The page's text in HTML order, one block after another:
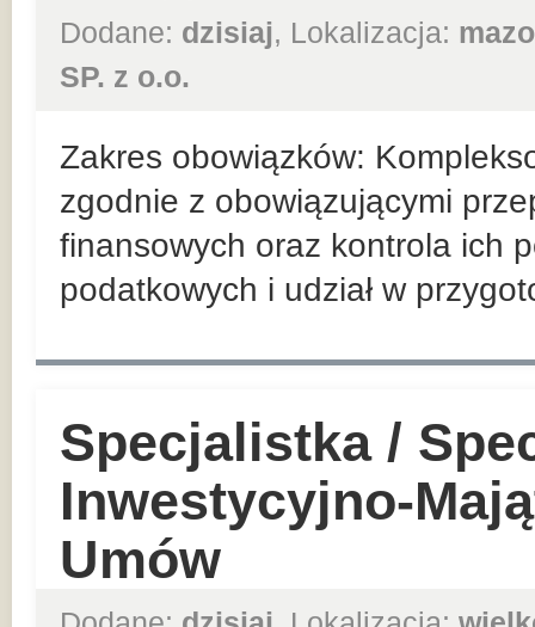
Dodane: dzisiaj, Lokalizacja:
SP. z o.o.
Zakres obowiązków:
zgodnie z obowiązującymi
finansowych oraz kontrola ich
podatkowych i udział w
Specjalistka /
Inwestycyjno-
Umów